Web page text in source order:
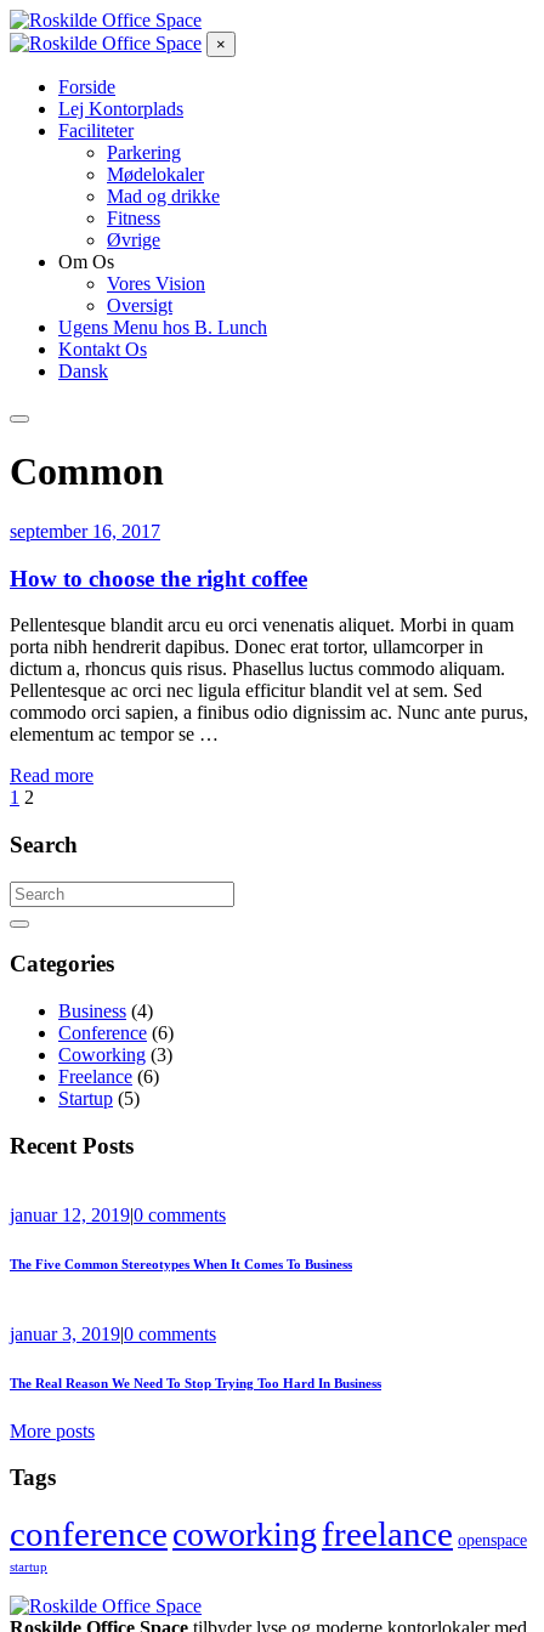
×
Forside
Lej Kontorplads
Faciliteter
Parkering
Mødelokaler
Mad og drikke
Fitness
Øvrige
Om Os
Vores Vision
Oversigt
Ugens Menu hos B. Lunch
Kontakt Os
Dansk
Common
september 16, 2017
How to choose the right coffee
Pellentesque blandit arcu eu orci venenatis aliquet. Morbi in quam
porta nibh hendrerit dapibus. Donec erat tortor, ullamcorper in
dictum a, rhoncus quis risus. Phasellus luctus commodo aliquam.
Pellentesque ac orci nec ligula efficitur blandit vel at sem. Sed
commodo orci sapien, a finibus odio dignissim ac. Nunc ante purus,
elementum ac tempor se …
Read more
Posts
1 2
Search
Categories
Business (4)
Conference (6)
Coworking (3)
Freelance (6)
Startup (5)
Recent Posts
januar 12, 2019|0 comments
The Five Common Stereotypes When It Comes To Business
januar 3, 2019|0 comments
The Real Reason We Need To Stop Trying Too Hard In Business
More posts
Tags
conferencecoworkingfreelance openspace
startup
Roskilde Office Space tilbyder lyse og moderne kontorlokaler med